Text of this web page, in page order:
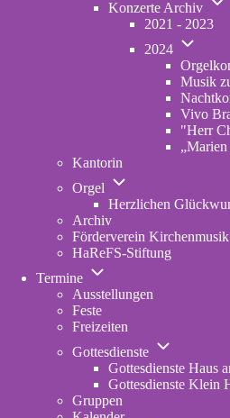
Konzerte Archiv
2021 - 2023
2024
2024
Musik
Vivo
"Herr
Kantorin
Orgel
Unternavigation
Orgel
Herzlichen
Archiv
Förderverein Kirchenmusik
HaReFS-Stiftung
Termine
Unternavigation
Termine
Ausstellungen
Feste
Freizeiten
Gottesdienste
Gottesdienste
Gottesdienste Haus
Gottesdienste Klein
Gruppen